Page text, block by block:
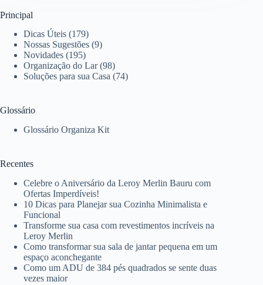
Principal
Dicas Úteis (179)
Nossas Sugestões (9)
Novidades (195)
Organização do Lar(98)
Soluções para sua Casa (74)
Glossário
Glossário Organiza Kit
Recentes
Celebre o Aniversário da Leroy Merlin Bauru com
Ofertas Imperdíveis!
10 Dicas para Planejar sua Cozinha Minimalista e
Funcional
Transforme sua casa com revestimentos incríveis na
Leroy Merlin
Como transformar sua sala de jantar pequena em um
espaço aconchegante
Como um ADU de 384 pés quadrados se sente duas
vezes maior